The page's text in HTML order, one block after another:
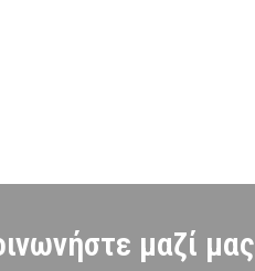
μαζί μας